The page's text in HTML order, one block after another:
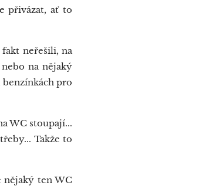
přivázat, ať to
neřešili, na
na nějaký
pro
WC stoupají...
Takže to
nějaký ten WC